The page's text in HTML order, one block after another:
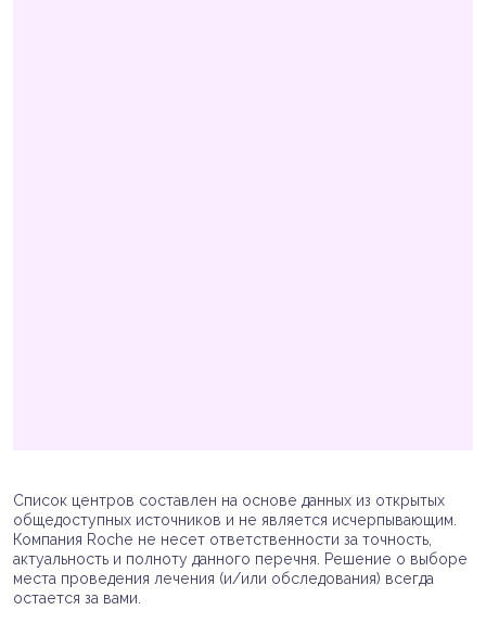
Список центров составлен на основе данных из открытых
общедоступных источников и не является исчерпывающим.
Компания Roche не несет ответственности за точность,
актуальность и полноту данного перечня. Решение о выборе
места проведения лечения (и/или обследования) всегда
остается за вами.